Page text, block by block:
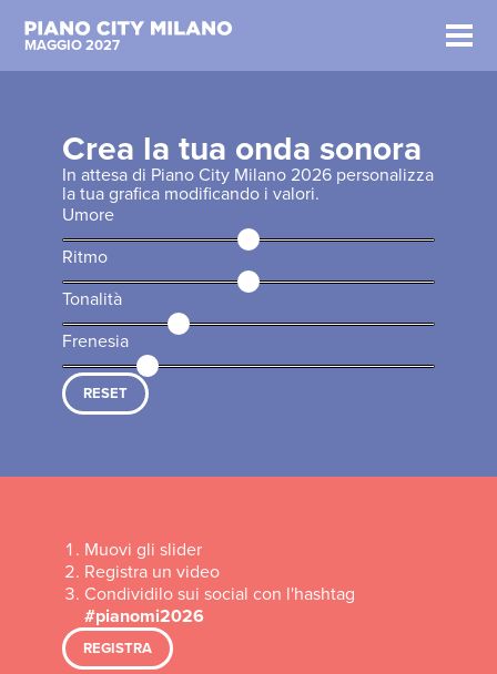
MAGGIO 2027
Crea la tua onda sonora
In attesa di Piano City Milano 2026 personalizza
la tua grafica modificando i valori.
Umore
Ritmo
Tonalità
Frenesia
RESET
Muovi gli slider
Registra un video
Condividilo sui social con l'hashtag
#pianomi2026
REGISTRA